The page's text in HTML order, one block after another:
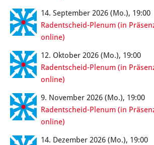
14. September 2026 (Mo.), 19:00
Radentscheid-Plenum (in
online)
12. Oktober 2026 (Mo.), 19:00
Radentscheid-Plenum (in
online)
9. November 2026 (Mo.), 19:00
Radentscheid-Plenum (in
online)
14. Dezember 2026 (Mo.), 19:00